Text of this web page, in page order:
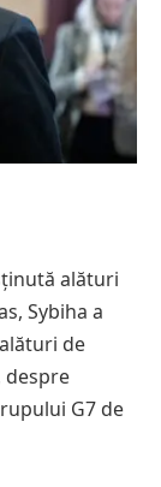
alături
Sybiha a
de
despre
G7 de